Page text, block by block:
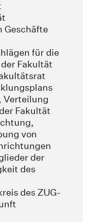
Geschäfte
für die
Fakultät
Verteilung
Fakultät
von
der
des
des ZUG-